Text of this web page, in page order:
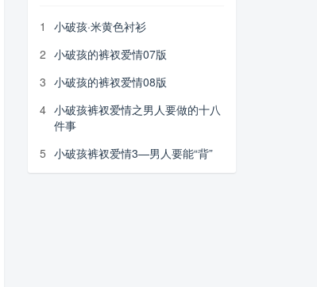
把杀猪刀
1
小破孩·米黄色衬衫
2 小破孩的裤衩爱情07版
3 小破孩的裤衩爱情08版
4 小破孩裤衩爱情之男人要做的十八
件事
5 小破孩裤衩爱情3—男人要能“背”